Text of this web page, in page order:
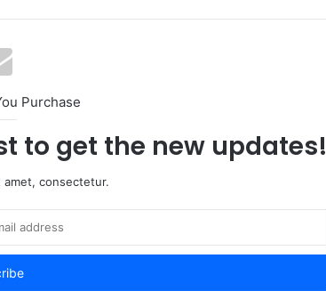
Purchase
to get the new updates!
amet, consectetur.